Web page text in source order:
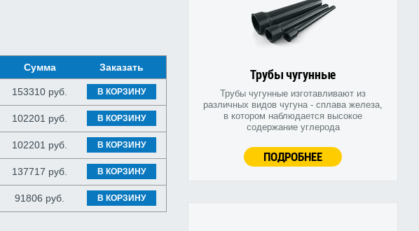
Трубы чугунные
Трубы чугунные изготавливают из
различных видов чугуна - сплава железа,
в котором наблюдается высокое
содержание углерода
ПОДРОБНЕЕ
Сумма Заказать
153310 руб. В КОРЗИНУ
102201 руб. В КОРЗИНУ
102201 руб. В КОРЗИНУ
137717 руб. В КОРЗИНУ
91806 руб. В КОРЗИНУ